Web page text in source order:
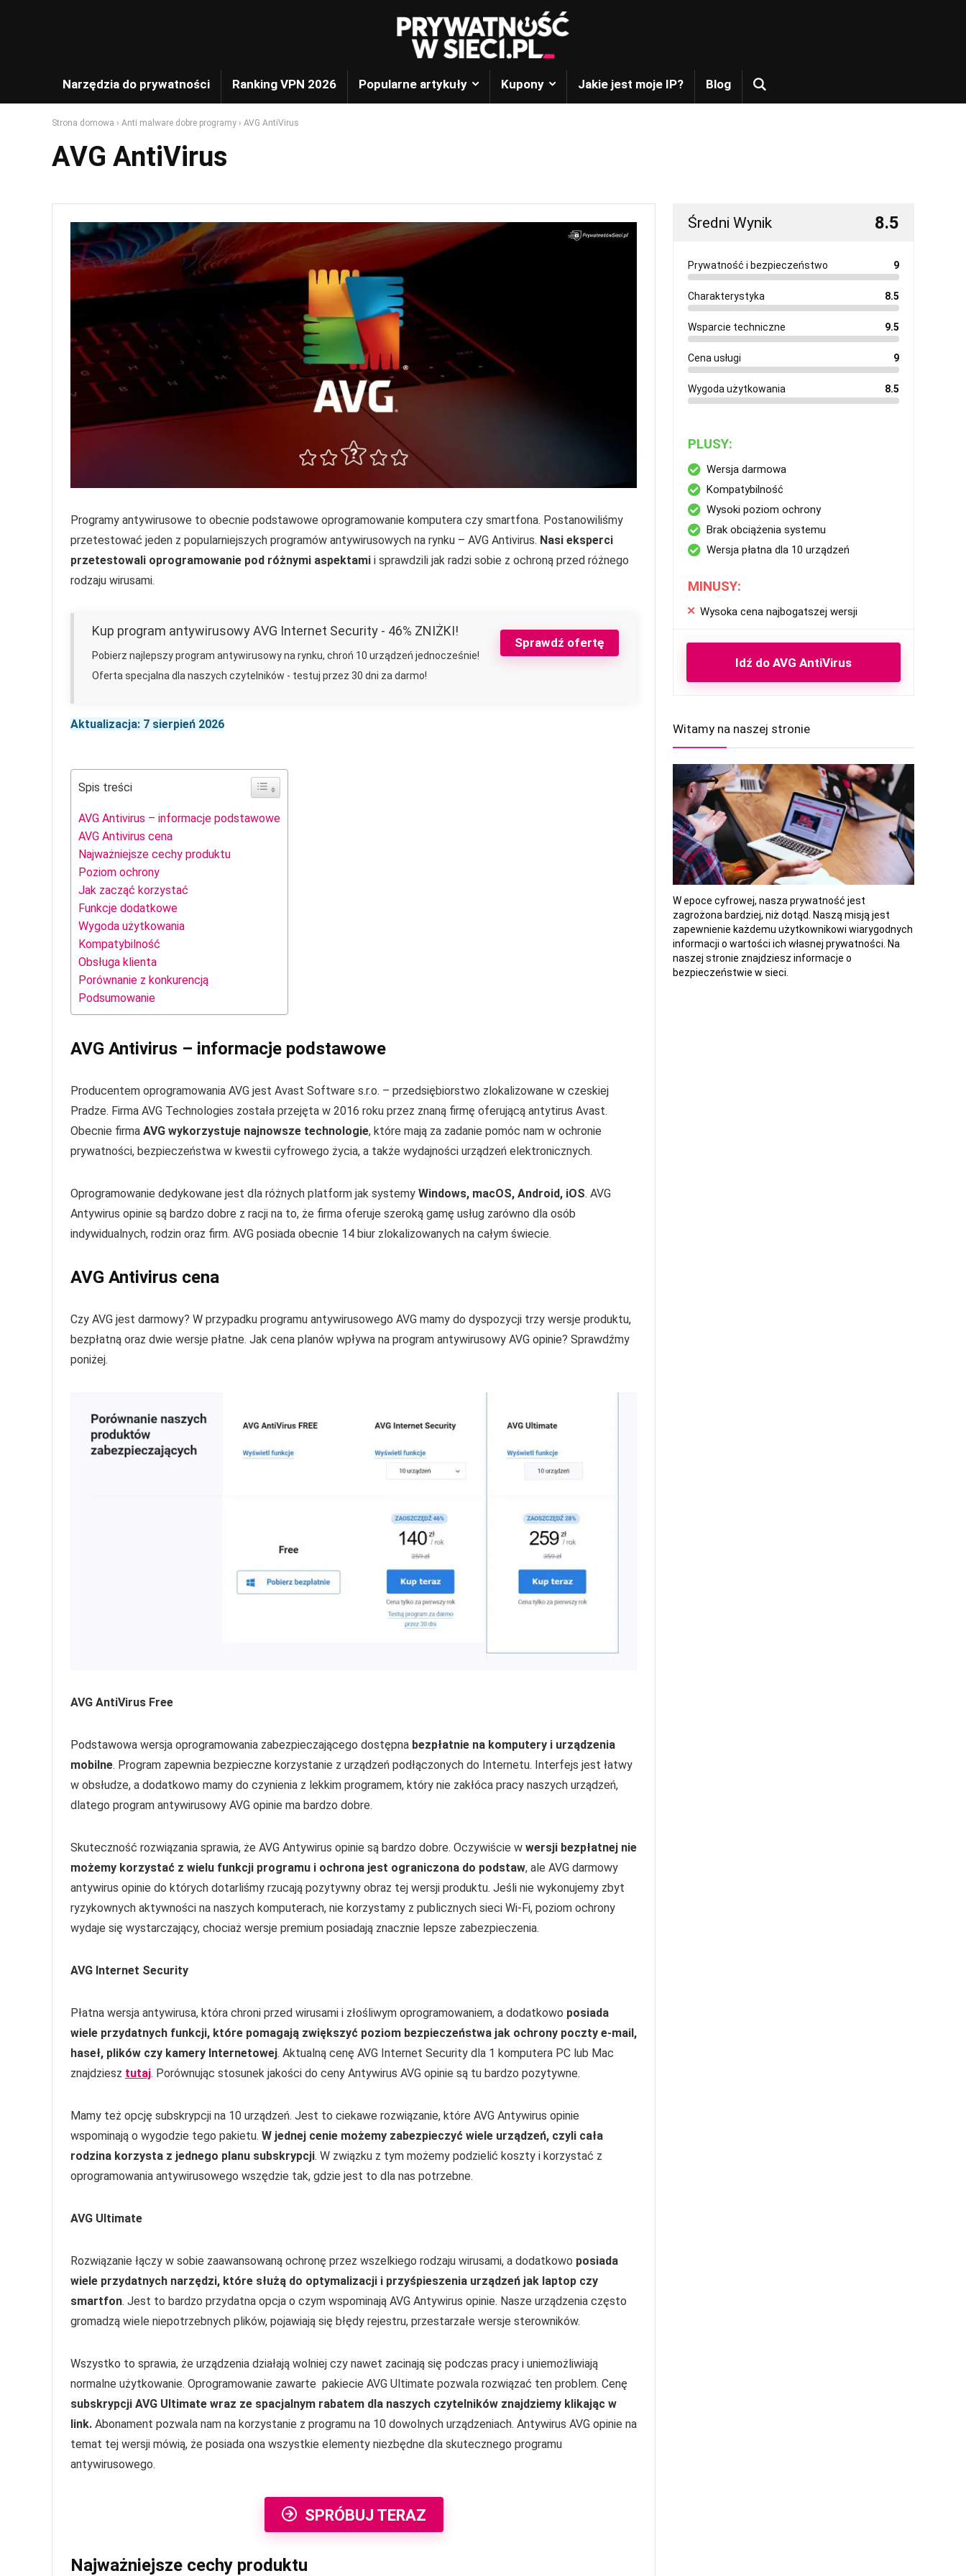
Narzędzia do prywatności Ranking VPN 2026 Popularne artykuły Kupony Jakie jest moje IP? Blog
Strona domowa › Anti malware dobre programy › AVG AntiVirus
AVG AntiVirus
Programy antywirusowe to obecnie podstawowe oprogramowanie komputera czy smartfona. Postanowiliśmy
przetestować jeden z popularniejszych programów antywirusowych na rynku – AVG Antivirus. Nasi eksperci
przetestowali oprogramowanie pod różnymi aspektami i sprawdzili jak radzi sobie z ochroną przed różnego
rodzaju wirusami.
Sprawdź ofertę
Kup program antywirusowy AVG Internet Security - 46% ZNIŻKI!
Pobierz najlepszy program antywirusowy na rynku, chroń 10 urządzeń jednocześnie!
Oferta specjalna dla naszych czytelników - testuj przez 30 dni za darmo!
Aktualizacja: 7 sierpień 2026
Spis treści
AVG Antivirus – informacje podstawowe
AVG Antivirus cena
Najważniejsze cechy produktu
Poziom ochrony
Jak zacząć korzystać
Funkcje dodatkowe
Wygoda użytkowania
Kompatybilność
Obsługa klienta
Porównanie z konkurencją
Podsumowanie
AVG Antivirus – informacje podstawowe
Producentem oprogramowania AVG jest Avast Software s.r.o. – przedsiębiorstwo zlokalizowane w czeskiej
Pradze. Firma AVG Technologies została przejęta w 2016 roku przez znaną firmę oferującą antytirus Avast.
Obecnie firma AVG wykorzystuje najnowsze technologie, które mają za zadanie pomóc nam w ochronie
prywatności, bezpieczeństwa w kwestii cyfrowego życia, a także wydajności urządzeń elektronicznych.
Oprogramowanie dedykowane jest dla różnych platform jak systemy Windows, macOS, Android, iOS. AVG
Antywirus opinie są bardzo dobre z racji na to, że firma oferuje szeroką gamę usług zarówno dla osób
indywidualnych, rodzin oraz firm. AVG posiada obecnie 14 biur zlokalizowanych na całym świecie.
AVG Antivirus cena
Czy AVG jest darmowy? W przypadku programu antywirusowego AVG mamy do dyspozycji trzy wersje produktu,
bezpłatną oraz dwie wersje płatne. Jak cena planów wpływa na program antywirusowy AVG opinie? Sprawdźmy
poniżej.
AVG AntiVirus Free
Podstawowa wersja oprogramowania zabezpieczającego dostępna bezpłatnie na komputery i urządzenia
mobilne. Program zapewnia bezpieczne korzystanie z urządzeń podłączonych do Internetu. Interfejs jest łatwy
w obsłudze, a dodatkowo mamy do czynienia z lekkim programem, który nie zakłóca pracy naszych urządzeń,
dlatego program antywirusowy AVG opinie ma bardzo dobre.
Skuteczność rozwiązania sprawia, że AVG Antywirus opinie są bardzo dobre. Oczywiście w wersji bezpłatnej nie
możemy korzystać z wielu funkcji programu i ochrona jest ograniczona do podstaw, ale AVG darmowy
antywirus opinie do których dotarliśmy rzucają pozytywny obraz tej wersji produktu. Jeśli nie wykonujemy zbyt
ryzykownych aktywności na naszych komputerach, nie korzystamy z publicznych sieci Wi-Fi, poziom ochrony
wydaje się wystarczający, chociaż wersje premium posiadają znacznie lepsze zabezpieczenia.
AVG Internet Security
Płatna wersja antywirusa, która chroni przed wirusami i złośliwym oprogramowaniem, a dodatkowo posiada
wiele przydatnych funkcji, które pomagają zwiększyć poziom bezpieczeństwa jak ochrony poczty e-mail,
haseł, plików czy kamery Internetowej. Aktualną cenę AVG Internet Security dla 1 komputera PC lub Mac
znajdziesz tutaj. Porównując stosunek jakości do ceny Antywirus AVG opinie są tu bardzo pozytywne.
Mamy też opcję subskrypcji na 10 urządzeń. Jest to ciekawe rozwiązanie, które AVG Antywirus opinie
wspominają o wygodzie tego pakietu. W jednej cenie możemy zabezpieczyć wiele urządzeń, czyli cała
rodzina korzysta z jednego planu subskrypcji. W związku z tym możemy podzielić koszty i korzystać z
oprogramowania antywirusowego wszędzie tak, gdzie jest to dla nas potrzebne.
AVG Ultimate
Rozwiązanie łączy w sobie zaawansowaną ochronę przez wszelkiego rodzaju wirusami, a dodatkowo posiada
wiele przydatnych narzędzi, które służą do optymalizacji i przyśpieszenia urządzeń jak laptop czy
smartfon. Jest to bardzo przydatna opcja o czym wspominają AVG Antywirus opinie. Nasze urządzenia często
gromadzą wiele niepotrzebnych plików, pojawiają się błędy rejestru, przestarzałe wersje sterowników.
Wszystko to sprawia, że urządzenia działają wolniej czy nawet zacinają się podczas pracy i uniemożliwiają
normalne użytkowanie. Oprogramowanie zawarte pakiecie AVG Ultimate pozwala rozwiązać ten problem. Cenę
subskrypcji AVG Ultimate wraz ze spacjalnym rabatem dla naszych czytelników znajdziemy klikając w
link. Abonament pozwala nam na korzystanie z programu na 10 dowolnych urządzeniach. Antywirus AVG opinie na
temat tej wersji mówią, że posiada ona wszystkie elementy niezbędne dla skutecznego programu
antywirusowego.
SPRÓBUJ TERAZ
Najważniejsze cechy produktu
Średni Wynik 8.5
Prywatność i bezpieczeństwo 9
Charakterystyka 8.5
Wsparcie techniczne 9.5
Cena usługi 9
Wygoda użytkowania 8.5
PLUSY:
Wersja darmowa
Kompatybilność
Wysoki poziom ochrony
Brak obciążenia systemu
Wersja płatna dla 10 urządzeń
MINUSY:
Wysoka cena najbogatszej wersji
Idź do AVG AntiVirus
Witamy na naszej stronie
W epoce cyfrowej, nasza prywatność jest
zagrożona bardziej, niż dotąd. Naszą misją jest
zapewnienie każdemu użytkownikowi wiarygodnych
informacji o wartości ich własnej prywatności. Na
naszej stronie znajdziesz informacje o
bezpieczeństwie w sieci.